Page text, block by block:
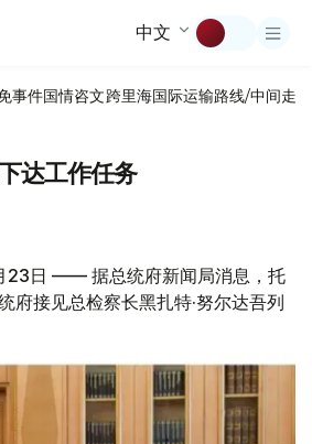
中文
事件国情咨文跨里海国际运输路线/中间走廊
达工作任务
23日 —— 据总统府新闻局消息，托
府接见总检察长黑扎特·努尔达吾列